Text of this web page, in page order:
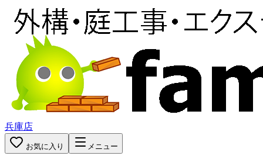
兵庫店
お気に入り メニュー